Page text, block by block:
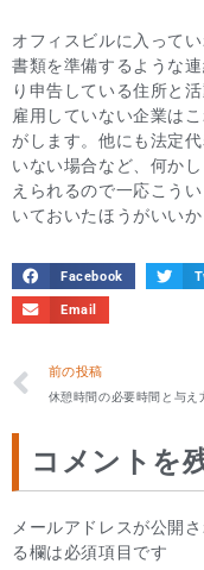
オフィスビルに入って
書類を準備するような
り申告している住所と
雇用していない企業は
がします。他にも法定
いない場合など、何か
えられるので一応こう
いておいたほうがいいか
Facebook
Email
前の投稿
休憩時間の必要時間と与え
コメントを
メールアドレスが公開
る欄は必須項目です